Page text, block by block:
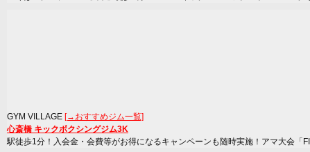
GYM VILLAGE [→おすすめジム一覧]
心斎橋 キックボクシングジム3K
駅徒歩1分！入会金・会費等がお得になるキャンペーンも随時実施！アマ大会「